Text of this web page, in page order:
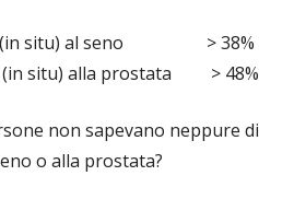
(in situ) al seno > 38%
(in situ) alla prostata > 48%
non sapevano neppure di
o alla prostata?